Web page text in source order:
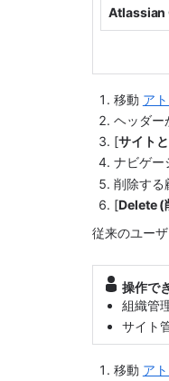
Atlassian
移動 ア
ヘッダー
[サイト
ナビゲー
削除する
[Delete (
従来のユー
操作で
組織管
サイト
移動 ア